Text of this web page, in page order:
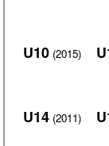
U10(2015)
U14(2011)